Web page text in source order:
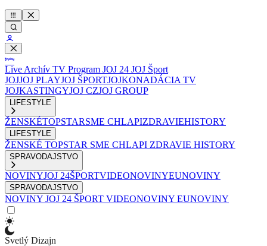
Live Archív TV Program JOJ 24 JOJ Šport
JOJJOJ PLAYJOJ ŠPORTJOJKONADÁCIA TV
JOJKASTINGYJOJ CZJOJ GROUP
LIFESTYLE
ŽENSKÉTOPSTARSME CHLAPIZDRAVIEHISTORY
LIFESTYLE
ŽENSKÉ TOPSTAR SME CHLAPI ZDRAVIE HISTORY
SPRAVODAJSTVO
NOVINYJOJ 24ŠPORTVIDEONOVINYEUNOVINY
SPRAVODAJSTVO
NOVINY JOJ 24 ŠPORT VIDEONOVINY EUNOVINY
Svetlý Dizajn